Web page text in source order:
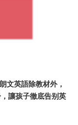
文英語除教材外，
，讓孩子徹底告别英